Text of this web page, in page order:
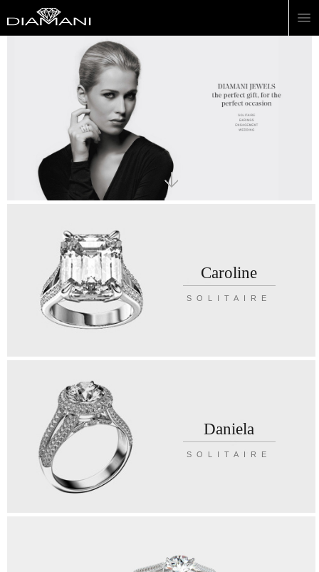
Caroline
SOLITAIRE
Daniela
SOLITAIRE